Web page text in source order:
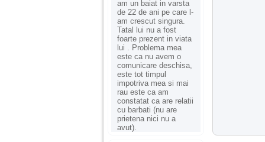
am un baiat in varsta
de 22 de ani pe care l-
am crescut singura.
Tatal lui nu a fost
foarte prezent in viata
lui . Problema mea
este ca nu avem o
comunicare deschisa,
este tot timpul
impotriva mea si mai
rau este ca am
constatat ca are relatii
cu barbati (nu are
prietena nici nu a
avut).